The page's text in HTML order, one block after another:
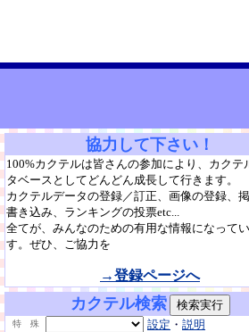
協力して下さい！
100%カクテルは皆さんの参加により、カクテ
タベースとしてどんどん成長して行きます。
カクテルデータの登録／訂正、画像の登録、
書き込み、ランキングの投票etc...
全てが、みんなのための有用な情報になって
す。ぜひ、ご協力を
→登録ページへ
カクテル検索
特 殊 設定 ・ 説明